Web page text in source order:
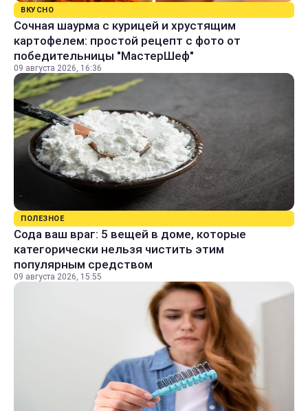
ВКУСНО
Сочная шаурма с курицей и хрустящим
картофелем: простой рецепт с фото от
победительницы "МастерШеф"
09 августа 2026, 16:36
ПОЛЕЗНОЕ
Сода ваш враг: 5 вещей в доме, которые
категорически нельзя чистить этим
популярным средством
09 августа 2026, 15:55